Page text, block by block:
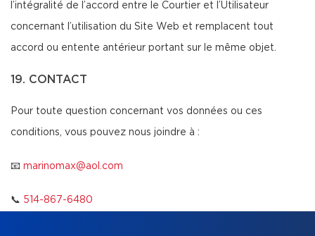
l’intégralité de l’accord entre le Courtier et l’Utilisateur
concernant l’utilisation du Site Web et remplacent tout
accord ou entente antérieur portant sur le même objet.
19. CONTACT
Pour toute question concernant vos données ou ces
conditions, vous pouvez nous joindre à :
📧 marinomax@aol.com
📞 514-867-6480